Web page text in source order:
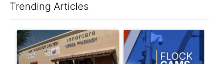
Trending Articles
A trending article titled "Federal SNAP cuts could increase
A trending article titled